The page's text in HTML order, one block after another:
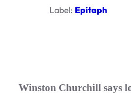
Label: Epi­taph
Winston Churchill says